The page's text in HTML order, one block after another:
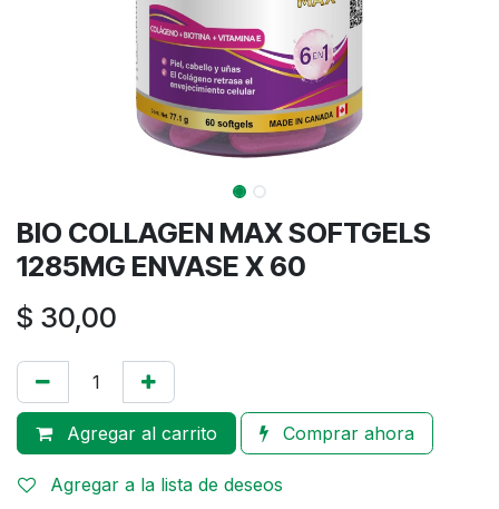
BIO COLLAGEN MAX SOFTGELS
1285MG ENVASE X 60
$ 30,00
Agregar al carrito Comprar ahora
Agregar a la lista de deseos